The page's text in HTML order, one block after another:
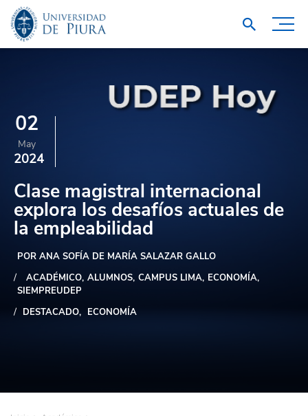
02
May
2024
Clase magistral internacional
explora los desafíos actuales de
la empleabilidad
POR ANA SOFÍA DE MARÍA SALAZAR GALLO
ACADÉMICO ALUMNOS CAMPUS LIMA ECONOMÍA
SIEMPREUDEP
DESTACADO
ECONOMÍA